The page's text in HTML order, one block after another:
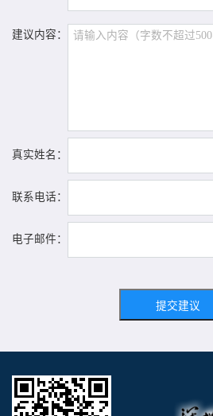
建议内容：
真实姓名：
联系电话：
电子邮件：
提交建议